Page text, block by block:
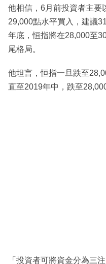
他相信，6月前投資者主要
29,000點水平買入，建議
年底，恒指將在28,000至
尾格局。
他坦言，恒指一旦跌至
直至2019年中，跌至
「投資者可將資金分為三